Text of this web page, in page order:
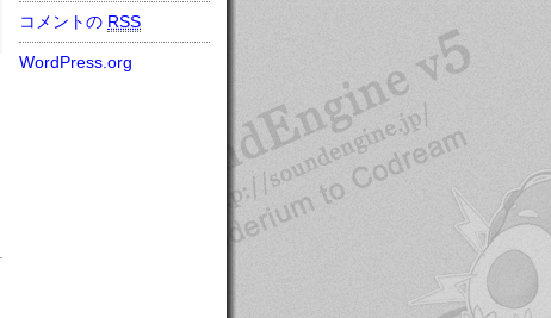
コメントの RSS
WordPress.org